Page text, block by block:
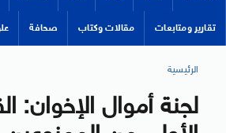
تقارير ومتابعات مقالات وكتاب صحافة
الرئيسية
لجنة أموال الإخوان: